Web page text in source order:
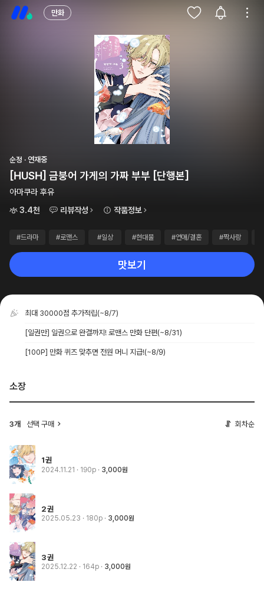
만화
순정 · 연재중
[HUSH] 금붕어 가게의 가짜 부부 [단행본]
아마쿠라 후유
3.4천
리뷰작성 작품정보
#드라마 #로맨스 #일상 #현대물 #연애/결혼 #짝사랑
맛보기
최대 30000점 추가적립(~8/7)
[일권만] 일권으로 완결까지! 로맨스 만화 단편(~8/31)
[100P] 만화 퀴즈 맞추면 전원 머니 지급!(~8/9)
소장
3개 선택 구매 회차순
1권
2024.11.21 · 190p 3,000원
2권
2025.05.23 · 180p 3,000원
3권
2025.12.22 · 164p 3,000원